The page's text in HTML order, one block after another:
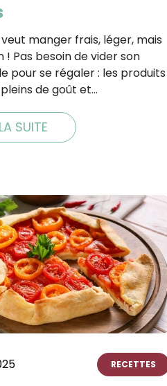
manger frais, léger, mais
! Pas besoin de vider son
pour se régaler : les produits
de goût et…
SUITE
RECETTES